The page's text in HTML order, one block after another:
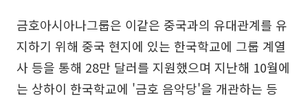
금호아시아나그룹은 이같은 중국과의 유대관계를 유
지하기 위해 중국 현지에 있는 한국학교에 그룹 계열
사 등을 통해 28만 달러를 지원했으며 지난해 10월에
는 상하이 한국학교에 '금호 음악당'을 개관하는 등